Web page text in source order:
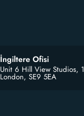
İngiltere Ofisi
Unit 6 Hill View Studios,
London, SE9 5EA